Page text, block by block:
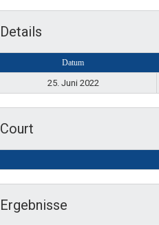
Details
Datum
25. Juni 2022
Court
Ergebnisse